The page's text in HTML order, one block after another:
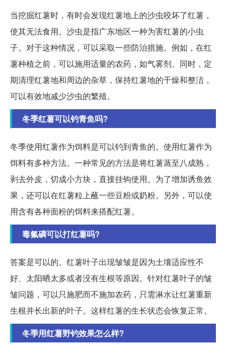
当挖掘红薯时，有时会发现红薯地上的沙虫咬坏了红薯，
使其无法食用。沙虫是指广东地区一种为害红薯的小虫
子。对于这种情况，可以采取一些防治措施。例如，在红
薯种植之前，可以施用适量的农药，如气雾剂。同时，定
期清理红薯地和周边的杂草，保持红薯地的干燥和整洁，
可以有效地减少沙虫的繁殖。
冬季红薯可以钓青鱼吗?
冬季使用红薯作为饵料是可以钓到青鱼的。使用红薯作为
饵料有多种方法。一种常见的方法是将红薯蒸至八成熟，
剥去外皮，切成小方块，直接挂钩使用。为了增加诱鱼效
果，还可以在红薯粒上蘸一些豆粉或奶粉。另外，可以使
用含有各种面粉的饵料来搭配红薯。
毒氟磷可以打红薯吗?
答案是可以的。红薯叶子出现皱皱是因为土壤适应性不
好、太阳晒太多或者没有生根等原因。针对红薯叶子的皱
皱问题，可以只施肥而不施加农药，只需淋水让红薯重新
生根并长出新的叶子。这样红薯的生长状态会恢复正常。
冬季用红薯野钓效果怎么样?